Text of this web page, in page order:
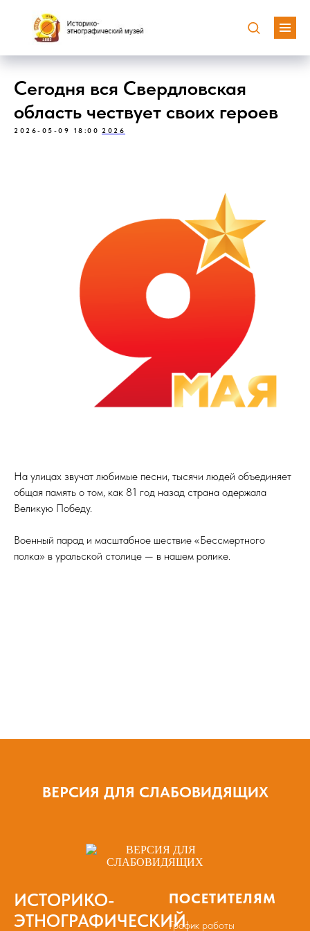
Сегодня вся Свердловская
область чествует своих героев
2026-05-09 18:00 2026
На улицах звучат любимые песни, тысячи людей объединяет
общая память о том, как 81 год назад страна одержала
Великую Победу.
Военный парад и масштабное шествие «Бессмертного
полка» в уральской столице — в нашем ролике.
ВЕРСИЯ ДЛЯ СЛАБОВИДЯЩИХ
ИСТОРИКО-
ЭТНОГРАФИЧЕСКИЙ
ПОСЕТИТЕЛЯМ
График работы